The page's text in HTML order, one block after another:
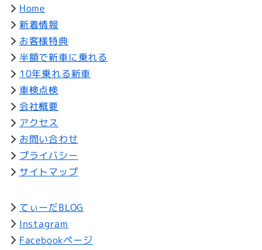
Home
新着情報
お客様特典
半額で新車に乗れる
10年乗れる新車
車検点検
会社概要
アクセス
お問い合わせ
プライバシー
サイトマップ
てぃーだBLOG
Instagram
Facebookページ